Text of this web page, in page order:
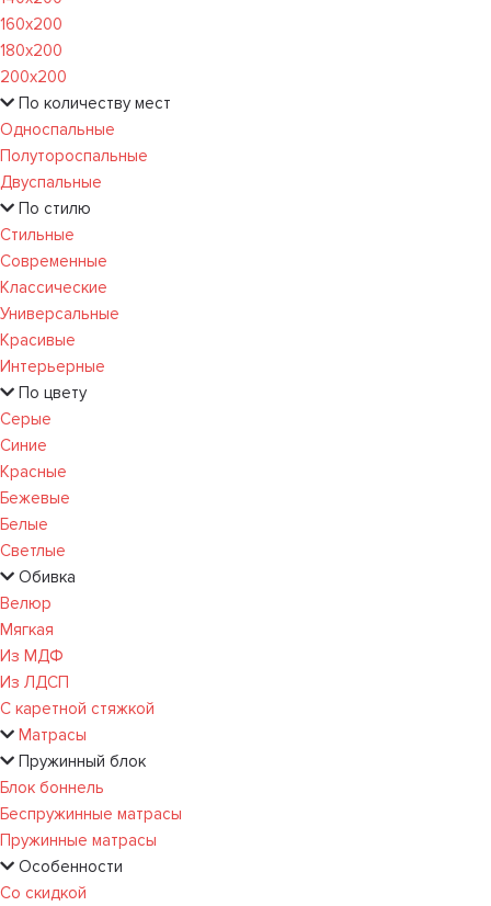
160х200
180х200
200х200
По количеству мест
Односпальные
Полутороспальные
Двуспальные
По стилю
Стильные
Современные
Классические
Универсальные
Красивые
Интерьерные
По цвету
Серые
Синие
Красные
Бежевые
Белые
Светлые
Обивка
Велюр
Мягкая
Из МДФ
Из ЛДСП
С каретной стяжкой
Матрасы
Пружинный блок
Блок боннель
Беспружинные матрасы
Пружинные матрасы
Особенности
Со скидкой